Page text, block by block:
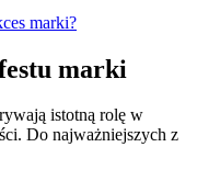
marki?
marki
istotną rolę w
Do najważniejszych z